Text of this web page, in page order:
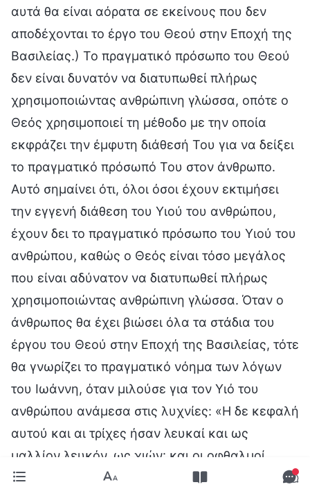
αυτά θα είναι αόρατα σε εκείνους που δεν
αποδέχονται το έργο του Θεού στην Εποχή της
Βασιλείας.) Το πραγματικό πρόσωπο του Θεού
δεν είναι δυνατόν να διατυπωθεί πλήρως
χρησιμοποιώντας ανθρώπινη γλώσσα, οπότε ο
Θεός χρησιμοποιεί τη μέθοδο με την οποία
εκφράζει την έμφυτη διάθεσή Του για να δείξει
το πραγματικό πρόσωπό Του στον άνθρωπο.
Αυτό σημαίνει ότι, όλοι όσοι έχουν εκτιμήσει
την εγγενή διάθεση του Υιού του ανθρώπου,
έχουν δει το πραγματικό πρόσωπο του Υιού του
ανθρώπου, καθώς ο Θεός είναι τόσο μεγάλος
που είναι αδύνατον να διατυπωθεί πλήρως
χρησιμοποιώντας ανθρώπινη γλώσσα. Όταν ο
άνθρωπος θα έχει βιώσει όλα τα στάδια του
έργου του Θεού στην Εποχή της Βασιλείας, τότε
θα γνωρίζει το πραγματικό νόημα των λόγων
του Ιωάννη, όταν μιλούσε για τον Υιό του
ανθρώπου ανάμεσα στις λυχνίες: «Η δε κεφαλή
αυτού και αι τρίχες ήσαν λευκαί και ως
μαλλίον λευκόν, ως χιών· και οι οφθαλμοί
αυτού ως φλόξ πυρός, και οι πόδες αυτού